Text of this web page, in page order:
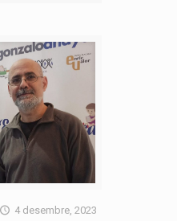
4 desembre, 2023